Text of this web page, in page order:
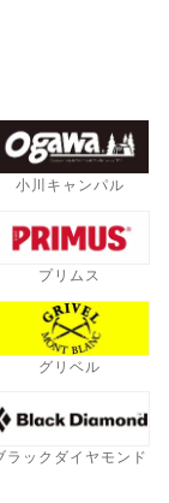
小川キャンパル
プリムス
グリベル
ラックダイヤモンド